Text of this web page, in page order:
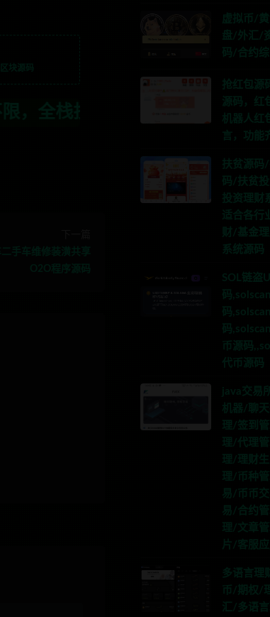
块源码
，定制，二开联系
虚拟币/
盘/外汇/
码/合约
抢红包源
源码，红
机器人红
言，功能
扶贫源码
码/扶贫
投资理财
适合各行
财/基金
系统源码
SOL链盗
码
码
码
币源码
代币源码
java交易
机器/聊
理/签到
理/代理
理/理财
理/币种
易/币币
易/合约
理/文章
片/客服
多语言理
币/期权/
汇/多语